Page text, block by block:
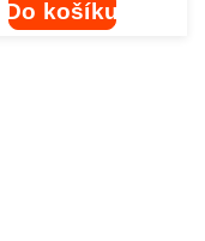
Do košíku